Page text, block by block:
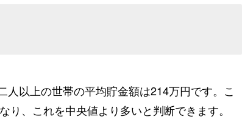
以上の世帯の平均貯金額は214万円です。こ
、これを中央値より多いと判断できます。